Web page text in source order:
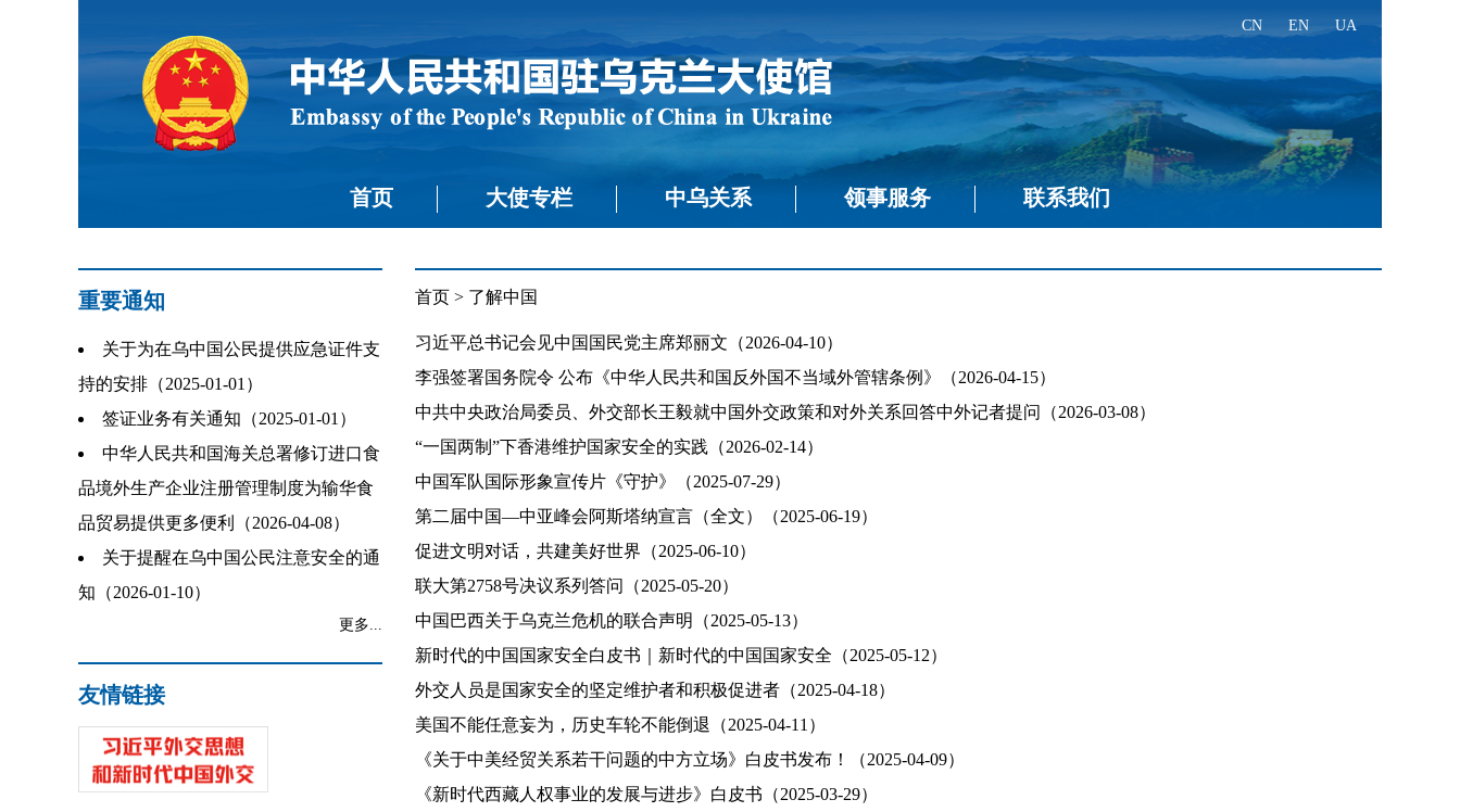
CN EN UA
首页 大使专栏 中乌关系 领事服务 联系我们
重要通知
关于为在乌中国公民提供应急证件支
持的安排（2025-01-01）
签证业务有关通知（2025-01-01）
中华人民共和国海关总署修订进口食
品境外生产企业注册管理制度为输华食
品贸易提供更多便利（2026-04-08）
关于提醒在乌中国公民注意安全的通
知（2026-01-10）
更多...
友情链接
首页 > 了解中国
习近平总书记会见中国国民党主席郑丽文（2026-04-10）
李强签署国务院令 公布《中华人民共和国反外国不当域外管辖条例》（2026-04-15）
中共中央政治局委员、外交部长王毅就中国外交政策和对外关系回答中外记者提问（2026-03-08）
“一国两制”下香港维护国家安全的实践（2026-02-14）
中国军队国际形象宣传片《守护》（2025-07-29）
第二届中国—中亚峰会阿斯塔纳宣言（全文）（2025-06-19）
促进文明对话，共建美好世界（2025-06-10）
联大第2758号决议系列答问（2025-05-20）
中国巴西关于乌克兰危机的联合声明（2025-05-13）
新时代的中国国家安全白皮书｜新时代的中国国家安全（2025-05-12）
外交人员是国家安全的坚定维护者和积极促进者（2025-04-18）
美国不能任意妄为，历史车轮不能倒退（2025-04-11）
《关于中美经贸关系若干问题的中方立场》白皮书发布！（2025-04-09）
《新时代西藏人权事业的发展与进步》白皮书（2025-03-29）